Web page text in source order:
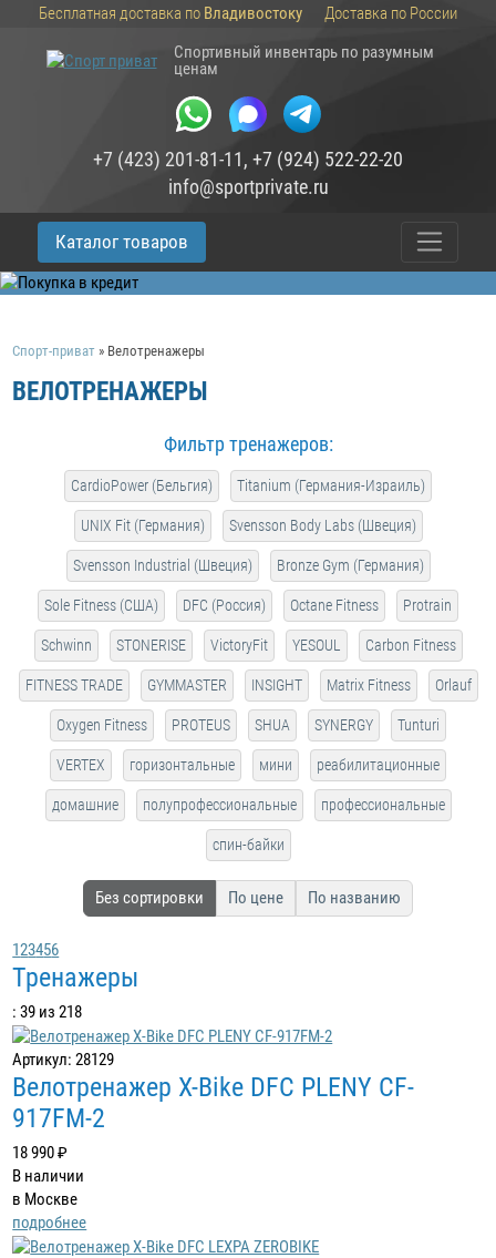
Бесплатная доставка по Владивостоку
Доставка по России
Спортивный инвентарь по разумным
ценам
+7 (423) 201-81-11, +7 (924) 522-22-20
info@sportprivate.ru
Каталог товаров
Спорт-приват » Велотренажеры
ВЕЛОТРЕНАЖЕРЫ
Фильтр тренажеров:
CardioPower (Бельгия) Titanium (Германия-Израиль)
UNIX Fit (Германия) Svensson Body Labs (Швеция)
Svensson Industrial (Швеция) Bronze Gym (Германия)
Sole Fitness (США) DFC (Россия) Octane Fitness Protrain
Schwinn STONERISE VictoryFit YESOUL Carbon Fitness
FITNESS TRADE GYMMASTER INSIGHT Matrix Fitness Orlauf
Oxygen Fitness PROTEUS SHUA SYNERGY Tunturi
VERTEX горизонтальные мини реабилитационные
домашние полупрофессиональные профессиональные
спин-байки
Без сортировки По цене По названию
123456
Тренажеры
: 39 из 218
Артикул: 28129
Велотренажер X-Bike DFC PLENY CF-
917FM-2
18 990 ₽
В наличии
в Москве
подробнее